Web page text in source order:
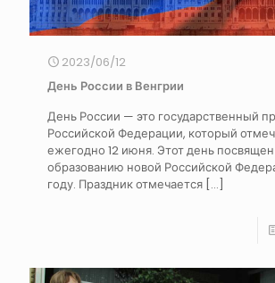
2023/06/12
День России в Венгрии
День России — это государственный
Российской Федерации, который
ежегодно 12 июня. Этот день посвящен
образованию новой Российской
году. Праздник отмечается […]